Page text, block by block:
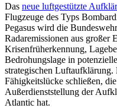
Das neue luftgestützte
Flugzeuge des Typs
Pegasus wird die
Radaremissionen aus großer
Krisenfrüherkennung,
Bedrohungslage in
strategischen Luftaufklärung.
Fähigkeitslücke schließen,
Außerdienststellung der
Atlantic hat.